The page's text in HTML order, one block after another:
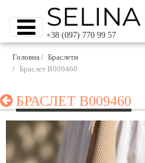
+38 (097) 770 99 57
Головна
Браслети
Браслет B009460
БРАСЛЕТ B009460